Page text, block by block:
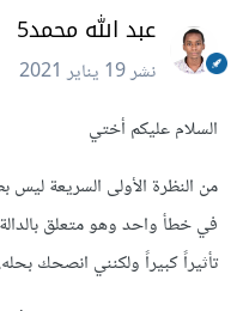
عبد الله محمد5
نشر19 يناير 2021
السلام عليكم أختي
من النظرة الأولى السريعة ليس
تأثيراً كبيراً ولكنني انصحك بحله.